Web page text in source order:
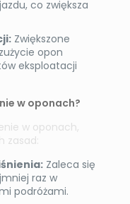
co zwiększa
Zwiększone
opon
eksploatacji
w oponach?
w oponach,
zasad:
Zaleca się
raz w
podróżami.